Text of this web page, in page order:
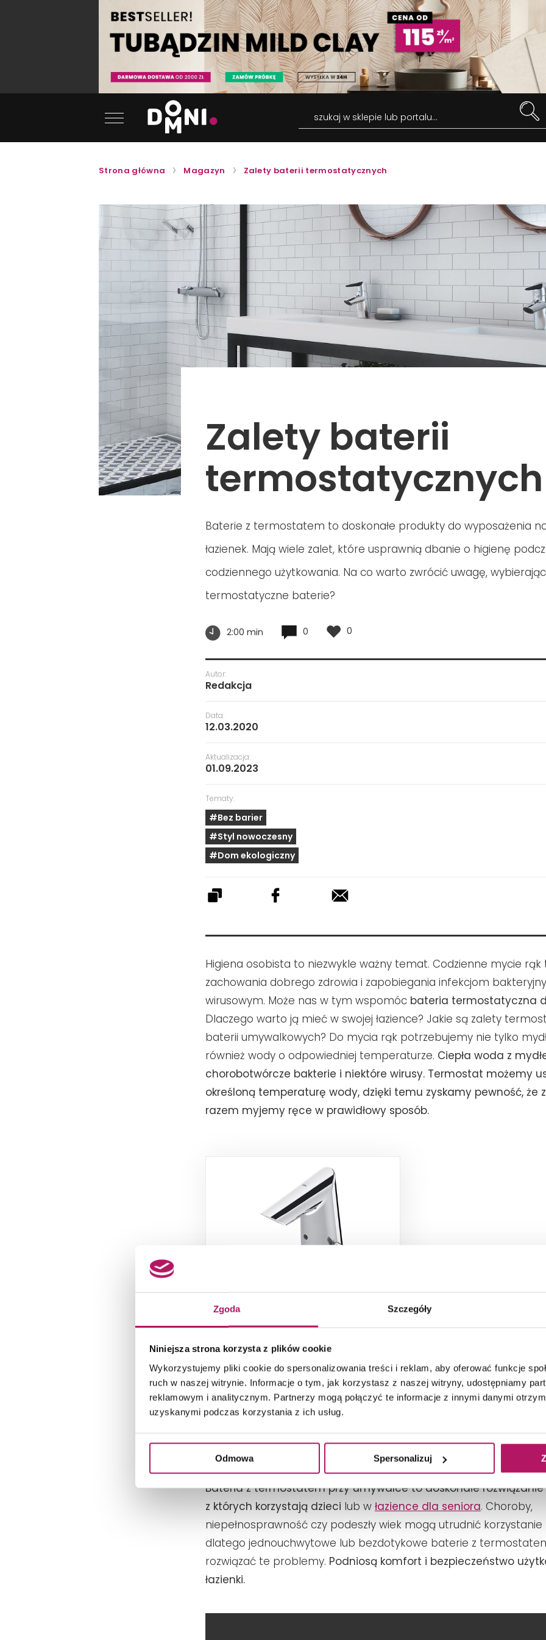
Zgoda Szczegóły
Niniejsza strona korzysta z plików cookie
Wykorzystujemy pliki cookie do spersonalizowania treści i reklam, aby oferować funkcje
ruch w naszej witrynie. Informacje o tym, jak korzystasz z naszej witryny, udostępniamy
reklamowym i analitycznym. Partnerzy mogą połączyć te informacje z innymi danymi
uzyskanymi podczas korzystania z ich usług.
Odmowa Spersonalizuj
szukaj w sklepie lub portalu...
Strona główna Magazyn Zalety baterii termostatycznych
Zalety baterii
termostatycznych
Baterie z termostatem to doskonałe produkty do wyposażenia
łazienek. Mają wiele zalet, które usprawnią dbanie o higienę
codziennego użytkowania. Na co warto zwrócić uwagę, wybierając
termostatyczne baterie?
2:00 min 0 0
Higiena osobista to niezwykle ważny temat. Codzienne mycie
zachowania dobrego zdrowia i zapobiegania infekcjom
wirusowym. Może nas w tym wspomóc bateria termostatyczna
Dlaczego warto ją mieć w swojej łazience? Jakie są zalety
baterii umywalkowych? Do mycia rąk potrzebujemy nie tylko
również wody o odpowiedniej temperaturze. Ciepła woda z
chorobotwórcze bakterie i niektóre wirusy. Termostat możemy
określoną temperaturę wody, dzięki temu zyskamy pewność, że
razem myjemy ręce w prawidłowy sposób.
Autor:
Redakcja
Data:
12.03.2020
Aktualizacja:
01.09.2023
Tematy:
#Bez barier
#Styl nowoczesny
#Dom ekologiczny
Oras Optima 1714FZ
Bezdotykowa bateria umywalkowa,
1 216,10 PLN
ZOBACZ PRODUKT
Dostępność:na zamówienie
Bateria z termostatem przy umywalce to doskonałe rozwiązanie
z których korzystają dzieci lub w łazience dla seniora. Choroby,
niepełnosprawność czy podeszły wiek mogą utrudnić korzystanie
dlatego jednouchwytowe lub bezdotykowe baterie z
rozwiązać te problemy. Podniosą komfort i bezpieczeństwo
łazienki.